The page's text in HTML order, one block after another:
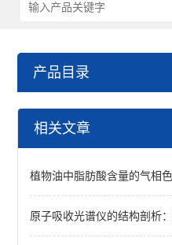
产品目录
原子荧光光度计-X荧光光
微波消解仪5
相关文章
植物油中脂肪酸含量的气相
原子吸收光谱仪的结构剖析：光